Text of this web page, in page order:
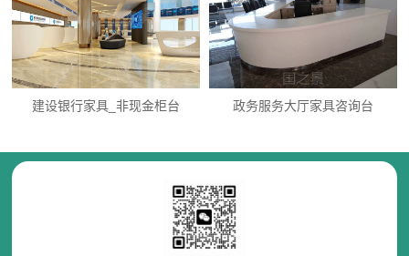
建设银行家具_非现金柜台 政务服务大厅家具咨询台